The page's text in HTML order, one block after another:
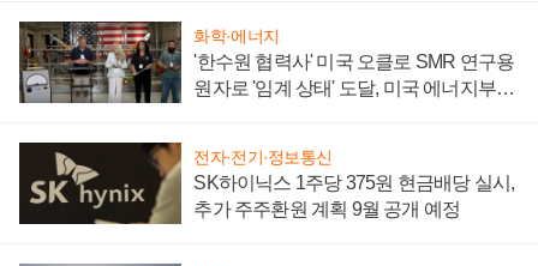
화학·에너지
'한수원 협력사' 미국 오클로 SMR 연구용
원자로 '임계 상태' 도달, 미국 에너지부
전자·전기·정보통신
SK하이닉스 1주당 375원 현금배당 실시,
추가 주주환원 계획 9월 공개 예정